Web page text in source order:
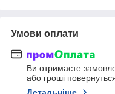
Умови оплати
Ви отримаєте
або гроші